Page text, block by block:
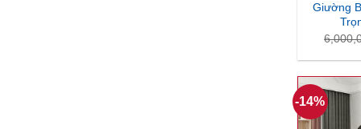
Giường
-14%